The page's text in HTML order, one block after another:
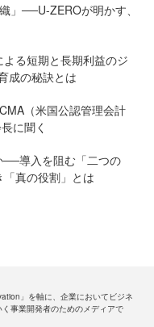
」──U-ZEROが明かす、
る短期と長期利益のジ
成の秘訣とは
（米国公認管理会計
に聞く
──導入を阻む「二つの
真の役割」とは
」を軸に、企業においてビジネ
事業開発者のためのメディアで